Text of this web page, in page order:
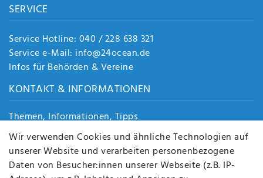
SERVICE
Service Hotline: 040 / 228 638 321
Service e-Mail: info@24ocean.de
Infos für Behörden & Vereine
KONTAKT & INFORMATIONEN
Themen, Informationen, Tipps
Jobs
Über uns
Kontakt
Datenschutz
Wir verwenden Cookies und ähnliche Technologien auf
unserer Website und verarbeiten personenbezogene
Daten von Besucher:innen unserer Webseite (z.B. IP-